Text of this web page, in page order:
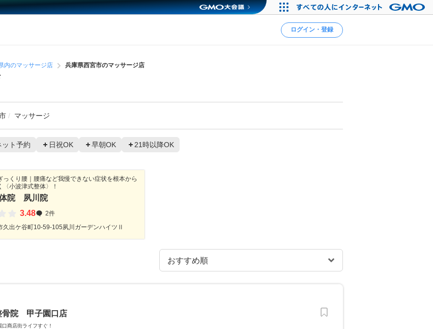
ログイン・登録
内のマッサージ店 兵庫県西宮市のマッサージ店
マッサージ
ット予約 日祝OK 早朝OK 21時以降OK
っくり腰｜腰痛など我慢できない症状を根本から
〈小波津式整体〉！
院 夙川院
3.48
2件
久出ケ谷町10-59-105夙川ガーデンハイツⅡ
骨院 甲子園口店
商店街ライフすぐ！